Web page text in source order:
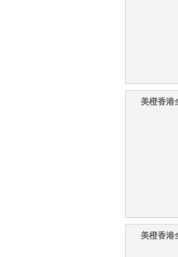
美橙香港
美橙香港